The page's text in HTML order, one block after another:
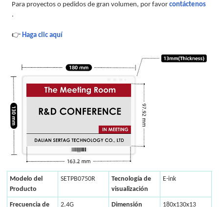
Para proyectos o pedidos de gran volumen, por favorcontáctenos
.
👉 Haga clic aquí
Modelo del
Producto
SETPB0750R
Tecnología de
visualización
E-ink
Frecuencia de 2.4G Dimensión 180x130x13